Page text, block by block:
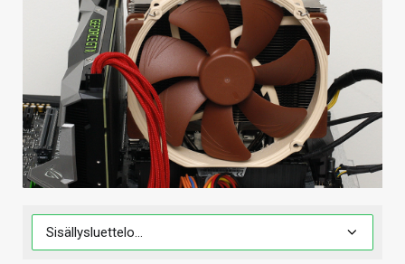
VAIHDA TEEMA
HAKU